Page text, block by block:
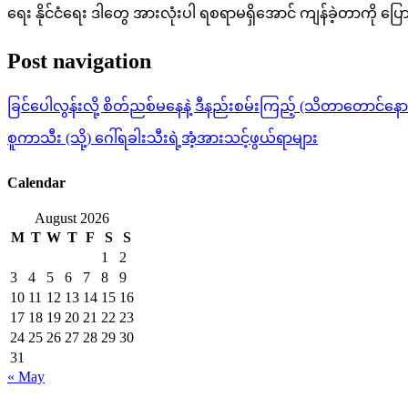
ရေး နိုင်ငံရေး ဒါတွေ အားလုံးပါ ရစရာမရှိအောင် ကျန်ခဲ့တာကို ပြ
Post navigation
ခြင်ပေါလွန်းလို့ စိတ်ညစ်မနေနဲ့ ဒီနည်းစမ်းကြည့် (သိတာတောင်နေ
စူကာသီး (သို့) ဂေါ်ရခါးသီးရဲ့အံ့အားသင့်ဖွယ်ရာများ
Calendar
August 2026
M T W T F S
S
1
2
3
4 5 6 7 8
9
10 11 12 13 14 15 16
17 18 19 20 21 22 23
24 25 26 27 28 29 30
31
« May